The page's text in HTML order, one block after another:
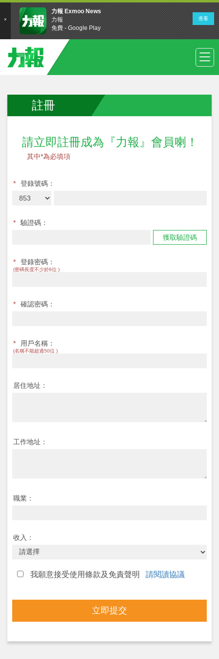
註冊
請立即註冊成為『力報』會員喇！
其中*為必填項
* 登錄號碼：
*
驗證碼：
獲取驗證碼
* 登錄密碼：
(密碼長度不少於6位 )
* 確認密碼：
* 用戶名稱：
(名稱不能超過50位 )
居住地址：
工作地址：
職業：
收入：
我願意接受使用條款及免責聲明 請閱讀協議